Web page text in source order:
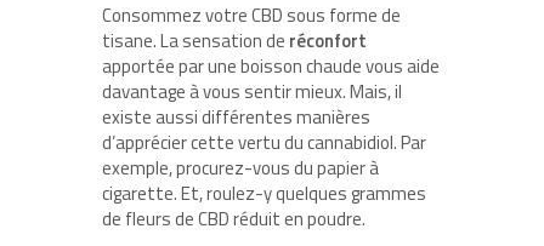
Consommez votre CBD sous forme de
tisane. La sensation de réconfort
apportée par une boisson chaude vous aide
davantage à vous sentir mieux. Mais, il
existe aussi différentes manières
d’apprécier cette vertu du cannabidiol. Par
exemple, procurez-vous du papier à
cigarette. Et, roulez-y quelques grammes
de fleurs de CBD réduit en poudre.